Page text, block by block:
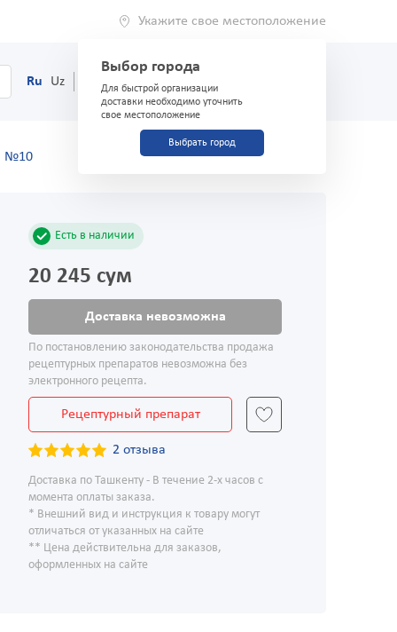
Укажите свое местоположение
Выбор города
Для быстрой организации
доставки необходимо уточнить
свое местоположение
Выбрать город
Ru Uz (71) 200-03-03
№10
Есть в наличии
20 245 сум
Доставка невозможна
По постановлению законодательства продажа
рецептурных препаратов невозможна без
электронного рецепта.
Рецептурный препарат
2 отзыва
Доставка по Ташкенту - В течение 2-х часов с
момента оплаты заказа.
* Внешний вид и инструкция к товару могут
отличаться от указанных на сайте
** Цена действительна для заказов,
оформленных на сайте